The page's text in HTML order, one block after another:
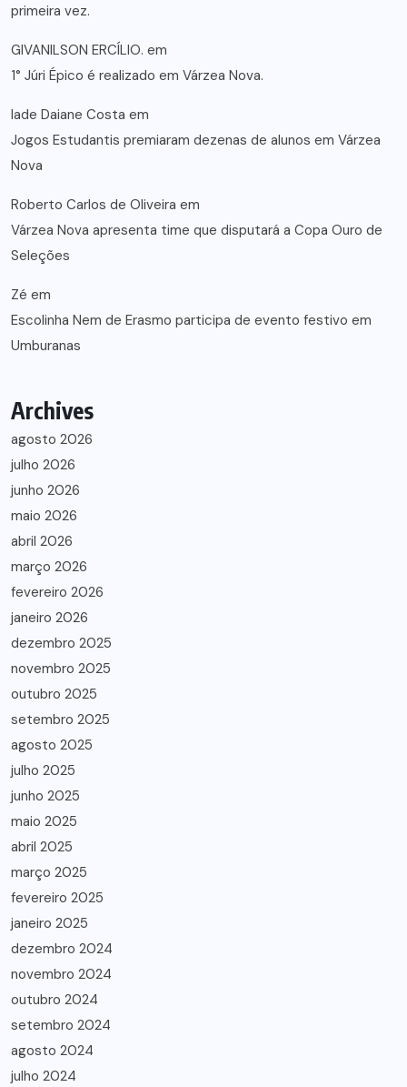
primeira vez.
GIVANILSON ERCÍLIO. em
1° Júri Épico é realizado em Várzea Nova.
lade Daiane Costa em
Jogos Estudantis premiaram dezenas de alunos em Várzea
Nova
Roberto Carlos de Oliveira em
Várzea Nova apresenta time que disputará a Copa Ouro de
Seleções
Zé em
Escolinha Nem de Erasmo participa de evento festivo em
Umburanas
Archives
agosto 2026
julho 2026
junho 2026
maio 2026
abril 2026
março 2026
fevereiro 2026
janeiro 2026
dezembro 2025
novembro 2025
outubro 2025
setembro 2025
agosto 2025
julho 2025
junho 2025
maio 2025
abril 2025
março 2025
fevereiro 2025
janeiro 2025
dezembro 2024
novembro 2024
outubro 2024
setembro 2024
agosto 2024
julho 2024